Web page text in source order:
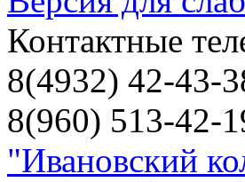
Контактные
8(4932) 42-43-
8(960) 513-42-
"Ивановский